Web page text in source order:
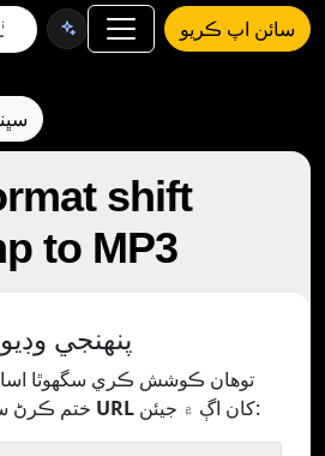
سائن اپ ڪريو
←
shift
to MP3
پنھنجي
توھان ڪوشش ڪري سگھوٿا
ختم ڪرڻ URL کان اڳ ۾ جيئن: